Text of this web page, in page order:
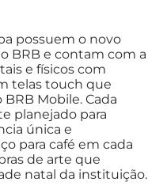
possuem o novo
BRB e contam com a
e físicos com
telas touch que
Mobile. Cada
planejado para
única e
para café em cada
de arte que
natal da instituição.